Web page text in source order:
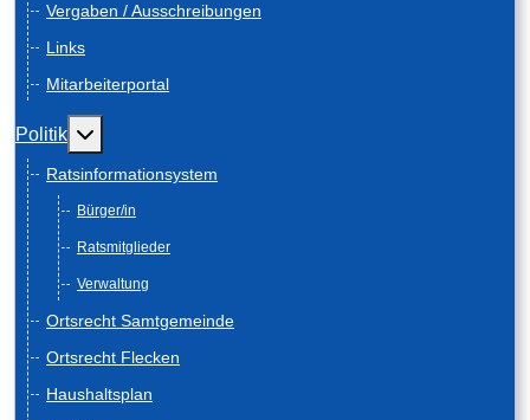
Vergaben / Ausschreibungen
Links
Mitarbeiterportal
Politik Weitere Informationen: Politik
Ratsinformationsystem
Bürger/in
Ratsmitglieder
Verwaltung
Ortsrecht Samtgemeinde
Ortsrecht Flecken
Haushaltsplan